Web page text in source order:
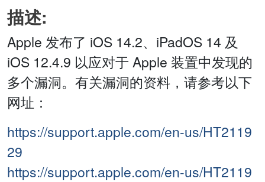
描述:
Apple 发布了 iOS 14.2、iPadOS 14 及
iOS 12.4.9 以应对于 Apple 装置中发现的
多个漏洞。有关漏洞的资料，请参考以下
网址：
https://support.apple.com/en-us/HT2119
29
https://support.apple.com/en-us/HT2119